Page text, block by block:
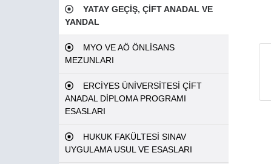
YATAY GEÇİŞ, ÇİFT ANADAL VE
YANDAL
MYO VE AÖ ÖNLİSANS
MEZUNLARI
ERCİYES ÜNİVERSİTESİ ÇİFT
ANADAL DİPLOMA PROGRAMI
ESASLARI
HUKUK FAKÜLTESİ SINAV
UYGULAMA USUL VE ESASLARI